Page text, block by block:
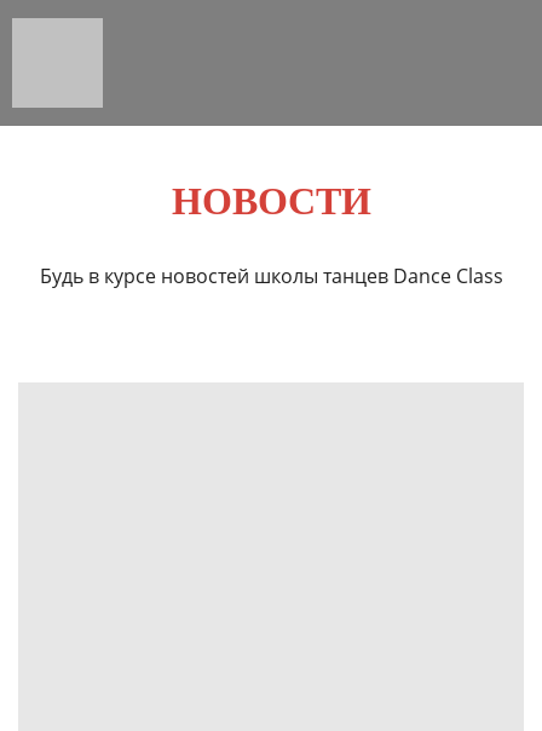
НОВОСТИ
Будь в курсе новостей школы танцев Dance Class